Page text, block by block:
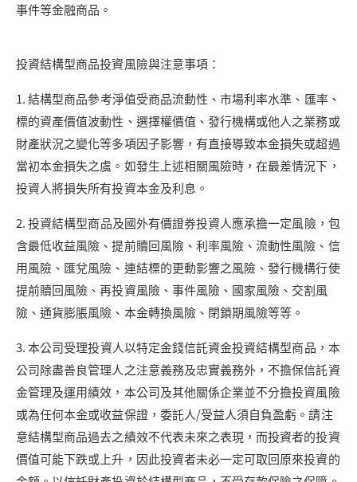
事件等金融商品。
投資結構型商品投資風險與注意事項：
1. 結構型商品參考淨值受商品流動性、市場利率水準、匯率、
標的資產價值波動性、選擇權價值、發行機構或他人之業務或
財產狀況之變化等多項因子影響，有直接導致本金損失或超過
當初本金損失之虞。如發生上述相關風險時，在最差情況下，
投資人將損失所有投資本金及利息。
2. 投資結構型商品及國外有價證券投資人應承擔一定風險，包
含最低收益風險、提前贖回風險、利率風險、流動性風險、信
用風險、匯兌風險、連結標的更動影響之風險、發行機構行使
提前贖回風險、再投資風險、事件風險、國家風險、交割風
險、通貨膨脹風險、本金轉換風險、閉鎖期風險等等。
3. 本公司受理投資人以特定金錢信託資金投資結構型商品，本
公司除盡善良管理人之注意義務及忠實義務外，不擔保信託資
金管理及運用績效，本公司及其他關係企業並不分擔投資風險
或為任何本金或收益保證，委託人/受益人須自負盈虧。請注
意結構型商品過去之績效不代表未來之表現，而投資者的投資
價值可能下跌或上升，因此投資者未必一定可取回原來投資的